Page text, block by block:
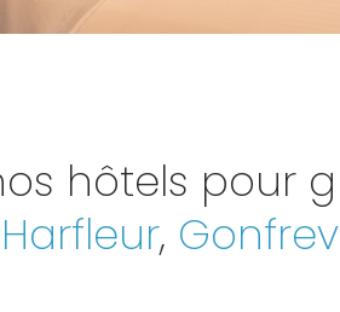
hôtels pour
Harfleur,